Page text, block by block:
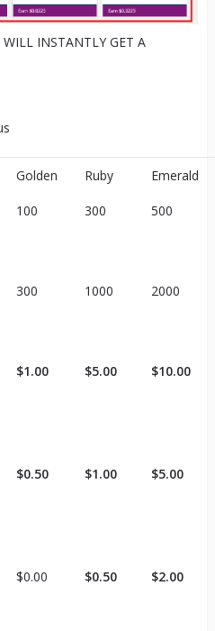
INSTANTLY GET A
Golden Ruby Emerald
100 300 500
300 1000 2000
$1.00 $5.00 $10.00
$0.50 $1.00 $5.00
$0.00 $0.50 $2.00